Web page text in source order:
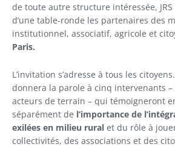
de toute autre structure intéressée,
d’une table-ronde les partenaires des
institutionnel, associatif, agricole et
Paris.
L’invitation s’adresse à tous les
donnera la parole à cinq intervenants
acteurs de terrain – qui témoigneront
séparément de l’importance de
exilées en milieu rural et du rôle à
collectivités, des associations et des